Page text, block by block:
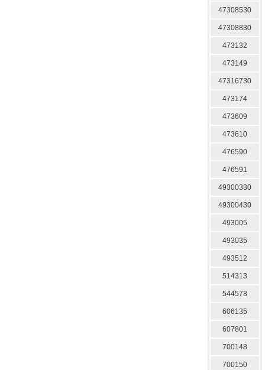
47308530
47308830
473132
473149
47316730
473174
473609
473610
476590
476591
49300330
49300430
493005
493035
493512
514313
544578
606135
607801
700148
700150